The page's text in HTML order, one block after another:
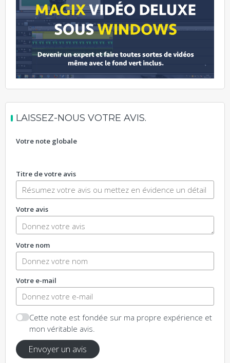
LAISSEZ-NOUS VOTRE AVIS.
Votre note globale
Titre de votre avis
Votre avis
Votre nom
Votre e-mail
Cette note est fondée sur ma propre expérience et
mon véritable avis.
Envoyer un avis